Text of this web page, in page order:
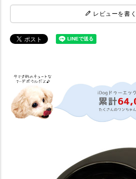
レビューを書く